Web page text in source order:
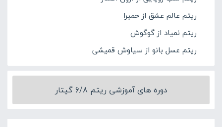
ریتم عالم عشق از حمیرا
ریتم نمیاد از گوگوش
ریتم عسل بانو از سیاوش قمیشی
دوره های آموزشی ریتم 6/8 گیتار